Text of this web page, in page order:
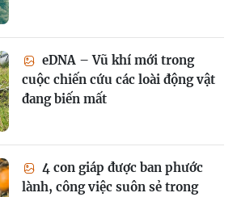
eDNA – Vũ khí mới trong
cuộc chiến cứu các loài động vật
đang biến mất
4 con giáp được ban phước
lành, công việc suôn sẻ trong